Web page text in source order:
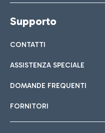
Supporto
CONTATTI
ASSISTENZA SPECIALE
DOMANDE FREQUENTI
FORNITORI